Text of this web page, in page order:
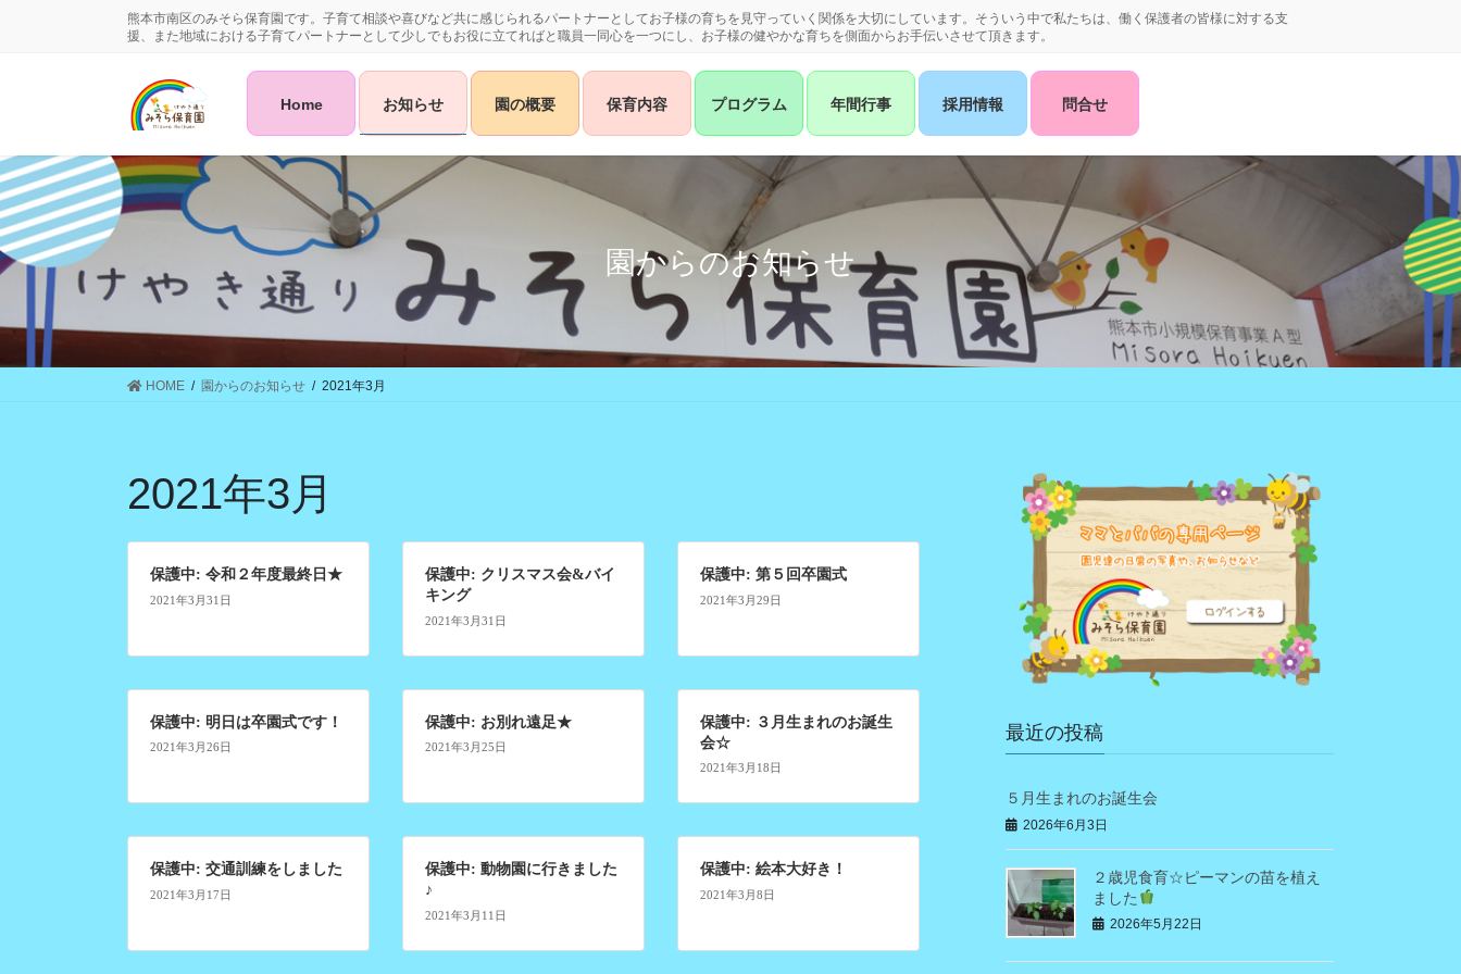
移
動
ン
に
移
動
熊本市南区のみそら保育園です。子育て相談や喜びなど共に感じられるパートナーとしてお子様の育ちを見守っていく関係を大切にしています。そういう中で私たちは、働く保護者の皆様に対する支
援、また地域における子育てパートナーとして少しでもお役に立てればと職員一同心を一つにし、お子様の健やかな育ちを側面からお手伝いさせて頂きます。
Home お知らせ 園の概要 保育内容 プログラム 年間行事 採用情報 問合せ
園からのお知らせ
HOME 園からのお知らせ 2021年3月
2021年3月
保護中: 令和２年度最終日★
2021年3月31日
保護中: クリスマス会&バイ
キング
2021年3月31日
保護中: 第５回卒園式
2021年3月29日
保護中: 明日は卒園式です！
2021年3月26日
保護中: お別れ遠足★
2021年3月25日
保護中: ３月生まれのお誕生
会☆
2021年3月18日
保護中: 交通訓練をしました
2021年3月17日
保護中: 動物園に行きました
♪
2021年3月11日
保護中: 絵本大好き！
2021年3月8日
最近の投稿
５月生まれのお誕生会
2026年6月3日
２歳児食育☆ピーマンの苗を植え
ました
2026年5月22日